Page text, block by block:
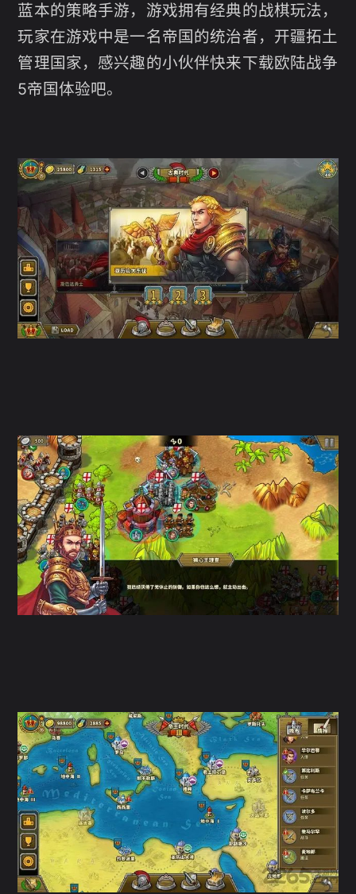
蓝本的策略手游，游戏拥有经典的战棋玩法，
玩家在游戏中是一名帝国的统治者，开疆拓土
管理国家，感兴趣的小伙伴快来下载欧陆战争
5帝国体验吧。